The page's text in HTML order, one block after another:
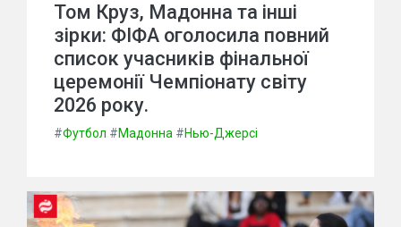
Том Круз, Мадонна та інші
зірки: ФІФА оголосила повний
список учасників фінальної
церемонії Чемпіонату світу
2026 року.
#Футбол #Мадонна #Нью-Джерсі